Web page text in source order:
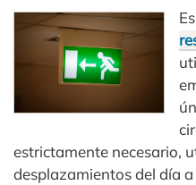
estrictamente necesario,
desplazamientos del día